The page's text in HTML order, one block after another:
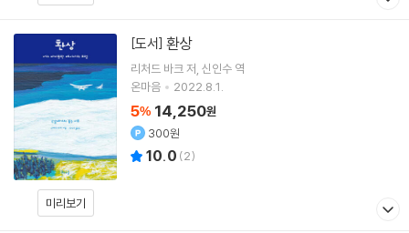
미리보기
[도서] 환상
리처드 바크 저 신인수 역
온마음
2022.8.1.
5% 14,250원
300원
10.0 (2)